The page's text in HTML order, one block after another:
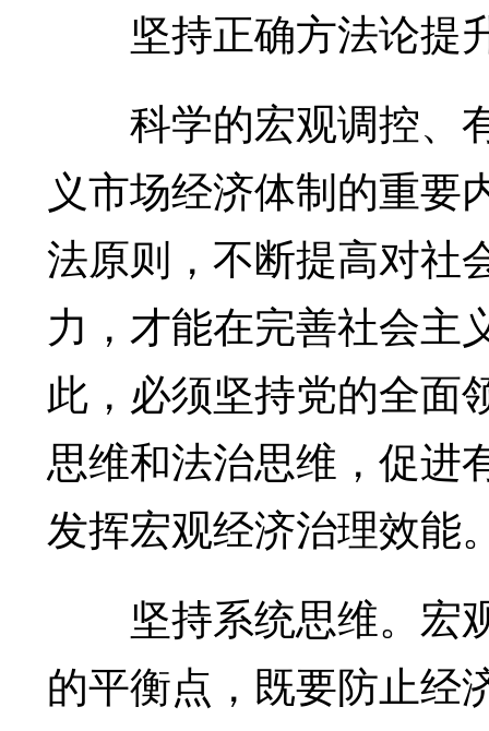
坚持正确方法论提
科学的宏观调控、
义市场经济体制的重要
法原则，不断提高对社
力，才能在完善社会主
此，必须坚持党的全面
思维和法治思维，促进
发挥宏观经济治理效能
坚持系统思维。宏
的平衡点，既要防止经